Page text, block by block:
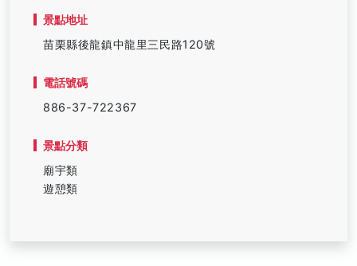
景點地址
苗栗縣後龍鎮中龍里三民路120號
電話號碼
886-37-722367
景點分類
廟宇類
遊憩類